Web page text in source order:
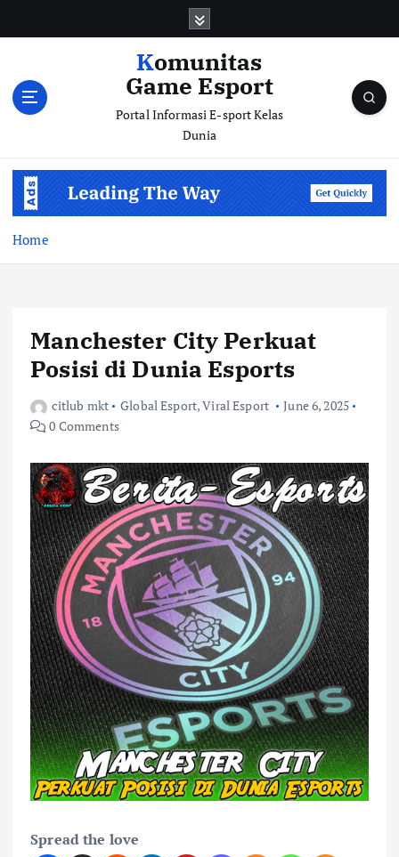
Komunitas
Game Esport
Portal Informasi E-sport Kelas
Dunia
Home
Manchester City Perkuat
Posisi di Dunia Esports
citlub mkt Global Esport,Viral Esport
June 6, 2025
0 Comments
Spread the love